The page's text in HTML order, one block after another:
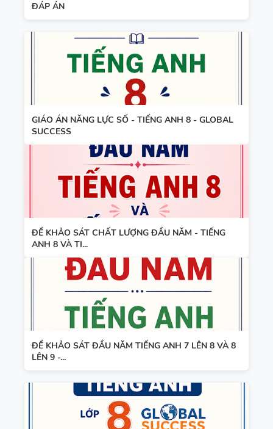
UNIT -
TIẾNG ANH
10 -
HỌC KỲ 1 -
CÓ ĐÁP ÁN
BẢNG
TIẾNG ANH
8 - GLOBAL
SUCCESS
THEO TỪNG
UNIT - HỌC
ĐÁP ÁN
BẢNG
WORD
THEO TỪNG
UNIT -
TIẾNG ANH
7 - GLOBAL
SUCCESS -
HỌC KỲ 1 -
CÓ ĐÁP ÁN
TÓM TẮT
CÁC
CHUYÊN ĐỀ
NGỮ PHÁP
TIẾNG ANH
- PDF AI
ĐÁP ÁN
GIÁO ÁN NĂNG LỰC SỐ - TIẾNG ANH 8 - GLOBAL
SUCCESS
ĐỀ KHẢO SÁT CHẤT LƯỢNG ĐẦU NĂM - TIẾNG
ANH 8 VÀ TI...
ĐỀ KHẢO SÁT ĐẦU NĂM TIẾNG ANH 7 LÊN 8 VÀ 8
LÊN 9 -...